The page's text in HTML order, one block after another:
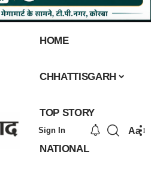
HOME
CHHATTISGARH
TOP STORY
NATIONAL
Sign In Aa